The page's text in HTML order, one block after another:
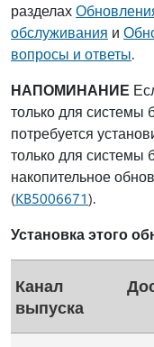
разделах
обслуживания и
вопросы и ответы.
НАПОМИНАНИЕ
только для системы
потребуется
только для системы
накопительное
(KB5006671).
Установка этого
Канал
выпуска